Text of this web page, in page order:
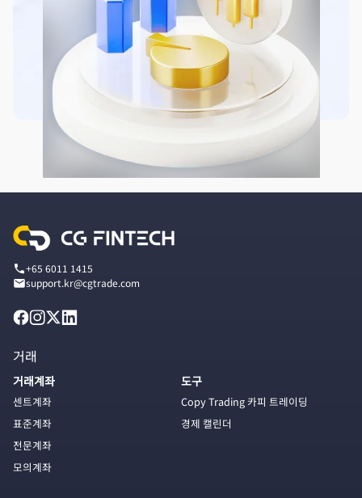
+65 6011 1415
support.kr@cgtrade.com
거래
거래계좌
센트계좌
표준계좌
전문계좌
모의계좌
도구
Copy Trading 카피 트레이딩
경제 캘린더